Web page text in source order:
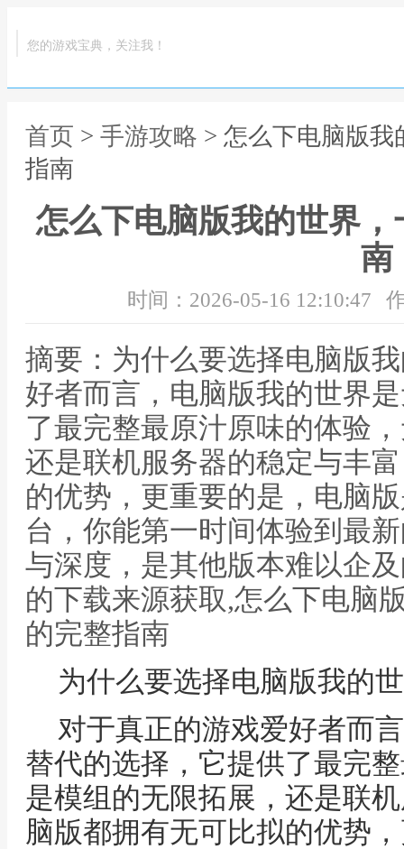
您的游戏宝典，关注我！
首页 > 手游攻略 > 怎么下电脑版
指南
怎么下电脑版我的世界
南
时间：2026-05-16 12:10:47
摘要：为什么要选择电脑版
好者而言，电脑版我的世界
了最完整最原汁原味的体验
还是联机服务器的稳定与丰
的优势，更重要的是，电脑
台，你能第一时间体验到最
与深度，是其他版本难以企
的下载来源获取,怎么下电脑
的完整指南
为什么要选择电脑版我的
对于真正的游戏爱好者而
替代的选择，它提供了最完
是模组的无限拓展，还是联
脑版都拥有无可比拟的优势